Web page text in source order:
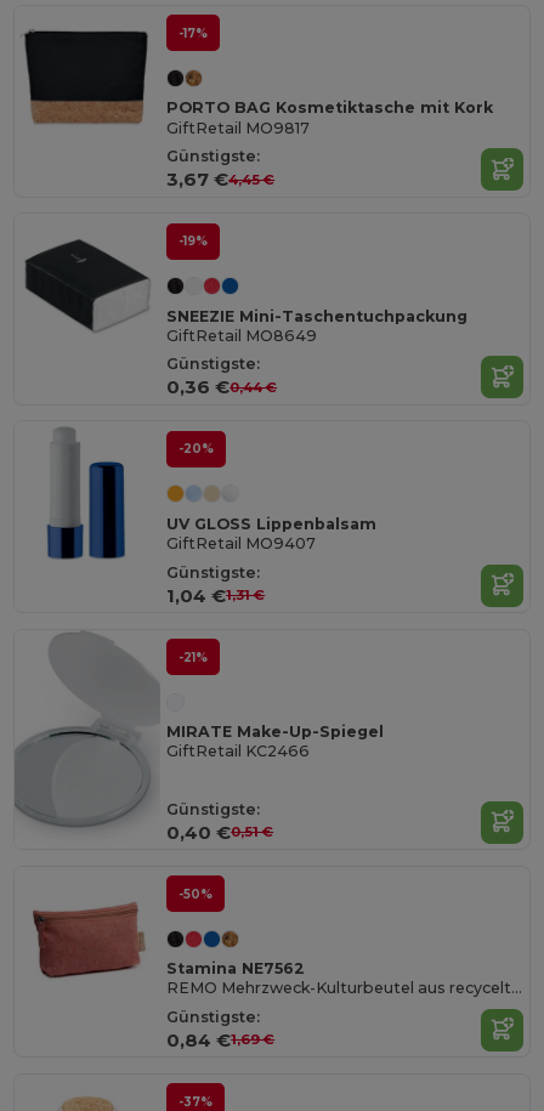
-17%
PORTO BAG Kosmetiktasche mit Kork
GiftRetail MO9817
Günstigste:
3,67 €4,45 €
-19%
SNEEZIE Mini-Taschentuchpackung
GiftRetail MO8649
Günstigste:
0,36 €0,44 €
-20%
UV GLOSS Lippenbalsam
GiftRetail MO9407
Günstigste:
1,04 €1,31 €
-21%
MIRATE Make-Up-Spiegel
GiftRetail KC2466
Günstigste:
0,40 €0,51 €
-50%
Stamina NE7562
REMO Mehrzweck-Kulturbeutel aus recycelter Baumwolle mit Reißverschluss und passendem Griff
Günstigste:
0,84 €1,69 €
-37%